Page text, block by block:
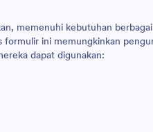
memenuhi kebutuhan berbagai
formulir ini memungkinkan
dapat digunakan: